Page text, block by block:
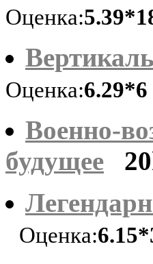
Оценка:
Оценка:6.29*6
Военно-
будущее
Оценка: